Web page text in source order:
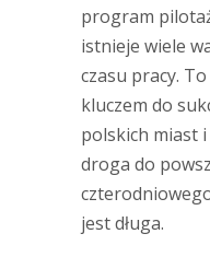
program
istnieje wiele
czasu pracy.
kluczem do
polskich miast
droga do
jest długa.